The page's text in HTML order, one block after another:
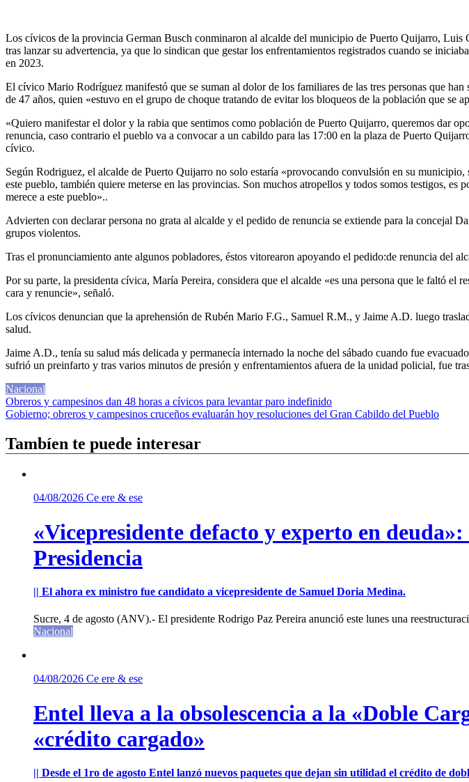
Los cívicos de la provincia German Busch conminaron al alcalde del municipio de Puerto Quijarro, Luis
tras lanzar su advertencia, ya que lo sindican que gestar los enfrentamientos registrados cuando se
en 2023.
El cívico Mario Rodríguez manifestó que se suman al dolor de los familiares de las tres personas que
de 47 años, quien «estuvo en el grupo de choque tratando de evitar los bloqueos de la población que se
«Quiero manifestar el dolor y la rabia que sentimos como población de Puerto Quijarro, queremos dar
renuncia, caso contrario el pueblo va a convocar a un cabildo para las 17:00 en la plaza de Puerto
cívico.
Según Rodriguez, el alcalde de Puerto Quijarro no solo estaría «provocando convulsión en su
este pueblo, también quiere meterse en las provincias. Son muchos atropellos y todos somos testigos,
merece a este pueblo»..
Advierten con declarar persona no grata al alcalde y el pedido de renuncia se extiende para la concejal
grupos violentos.
Tras el pronunciamiento ante algunos pobladores, éstos vitorearon apoyando el pedido:de renuncia del
Por su parte, la presidenta cívica, María Pereira, considera que el alcalde «es una persona que le faltó
cara y renuncie», señaló.
Los cívicos denuncian que la aprehensión de Rubén Mario F.G., Samuel R.M., y Jaime A.D. luego
salud.
Jaime A.D., tenía su salud más delicada y permanecía internado la noche del sábado cuando fue
sufrió un preinfarto y tras varios minutos de presión y enfrentamientos afuera de la unidad policial, fue
Nacional
Navegación
de
entradas
Obreros y campesinos dan 48 horas a cívicos para levantar paro indefinido
Gobierno; obreros y campesinos cruceños evaluarán hoy resoluciones del Gran Cabildo del Pueblo
Tambíen te puede interesar
04/08/2026 Ce ere & ese
«Vicepresidente defacto y experto en
Presidencia
|| El ahora ex ministro fue candidato a vicepresidente de Samuel Doria Medina.
Sucre, 4 de agosto (ANV).- El presidente Rodrigo Paz Pereira anunció este lunes una
Nacional
04/08/2026 Ce ere & ese
Entel lleva a la obsolescencia a la «Doble
«crédito cargado»
|| Desde el 1ro de agosto Entel lanzó nuevos paquetes que dejan sin utilidad el crédito de